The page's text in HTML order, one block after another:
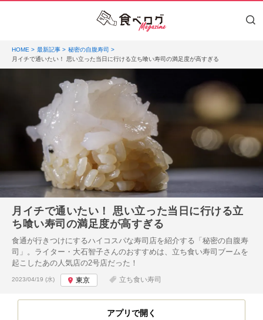
HOME 最新記事
秘密の自腹寿司
月イチで通いたい！ 思い立った当日に行ける立ち喰い寿司の満足度が高すぎる
月イチで通いたい！ 思い立った当日に行ける立
ち喰い寿司の満足度が高すぎる
食通が行きつけにするハイコスパな寿司店を紹介する「秘密の自腹寿
司」。ライター・大石智子さんのおすすめは、立ち食い寿司ブームを
起こしたあの人気店の2号店だった！
投稿日:
2023/04/19 (水) 東京 立ち食い寿司
アプリで開く